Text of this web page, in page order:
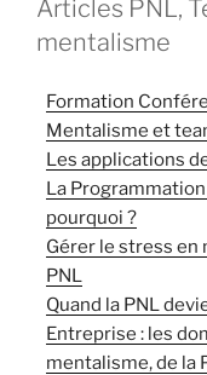
Articles PNL,
mentalisme
Formation
Mentalisme et
Les applications
La
pourquoi ?
Gérer le stress en
PNL
Quand la PNL
Entreprise : les
mentalisme, de la